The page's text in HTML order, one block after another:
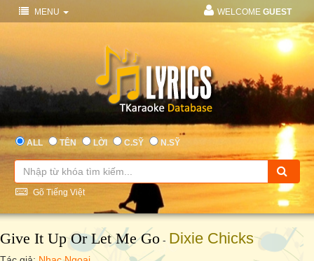
MENU WELCOME GUEST
ALL TÊN LỜI C.SỸ N.SỸ
Gõ Tiếng Việt
Give It Up Or Let Me Go - Dixie Chicks